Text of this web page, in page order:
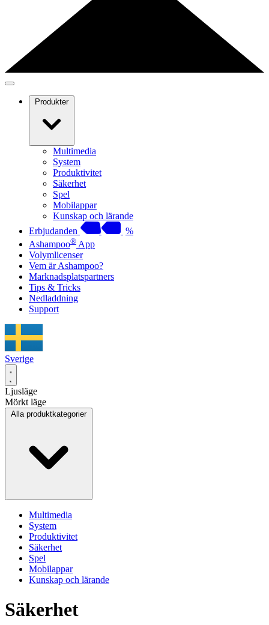
Produkter
Multimedia
System
Produktivitet
Säkerhet
Spel
Mobilappar
Kunskap och lärande
Erbjudanden
%
Ashampoo® App
Volymlicenser
Vem är Ashampoo?
Marknadsplatspartners
Tips & Tricks
Nedladdning
Support
Sverige
Ljusläge
Mörkt läge
Alla produktkategorier
Multimedia
System
Produktivitet
Säkerhet
Spel
Mobilappar
Kunskap och lärande
Säkerhet